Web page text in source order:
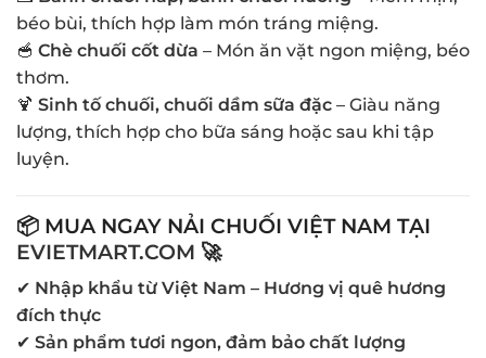
béo bùi, thích hợp làm món tráng miệng.
🥣 Chè chuối cốt dừa – Món ăn vặt ngon miệng, béo
thơm.
🍹 Sinh tố chuối, chuối dầm sữa đặc – Giàu năng
lượng, thích hợp cho bữa sáng hoặc sau khi tập
luyện.
📦 MUA NGAY NẢI CHUỐI VIỆT NAM TẠI
EVIETMART.COM 🚀
✔ Nhập khẩu từ Việt Nam – Hương vị quê hương
đích thực
✔ Sản phẩm tươi ngon, đảm bảo chất lượng